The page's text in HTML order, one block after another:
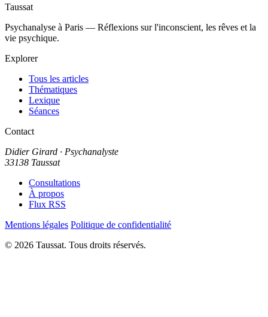
Taussat
Psychanalyse à Paris — Réflexions sur l'inconscient, les rêves et la
vie psychique.
Explorer
Tous les articles
Thématiques
Lexique
Séances
Contact
Didier Girard · Psychanalyste
33138 Taussat
Consultations
À propos
Flux RSS
Mentions légales Politique de confidentialité
© 2026 Taussat. Tous droits réservés.